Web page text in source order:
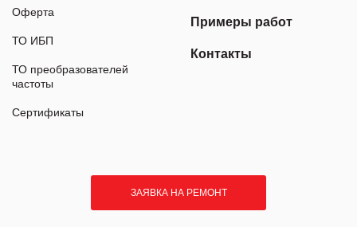
Оферта
ТО ИБП
ТО преобразователей
частоты
Сертификаты
Примеры работ
Контакты
ЗАЯВКА НА РЕМОНТ